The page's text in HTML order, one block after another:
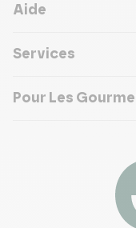
Aide
Services
Pour Les